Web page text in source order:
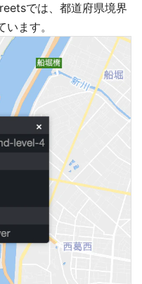
では、都道府県境界
ます。